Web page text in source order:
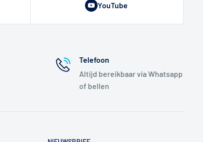
YouTube
Telefoon
Altijd bereikbaar via Whatsapp
of bellen